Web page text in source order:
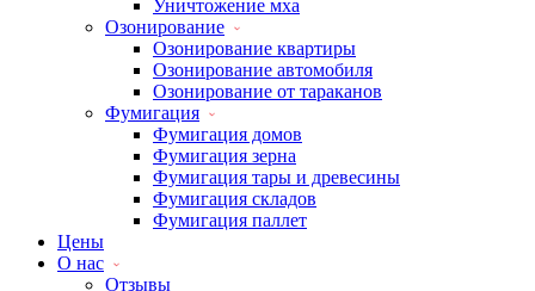
Уничтожение мха
Озонирование
Озонирование квартиры
Озонирование автомобиля
Озонирование от тараканов
Фумигация
Фумигация домов
Фумигация зерна
Фумигация тары и древесины
Фумигация складов
Фумигация паллет
Цены
О нас
Отзывы